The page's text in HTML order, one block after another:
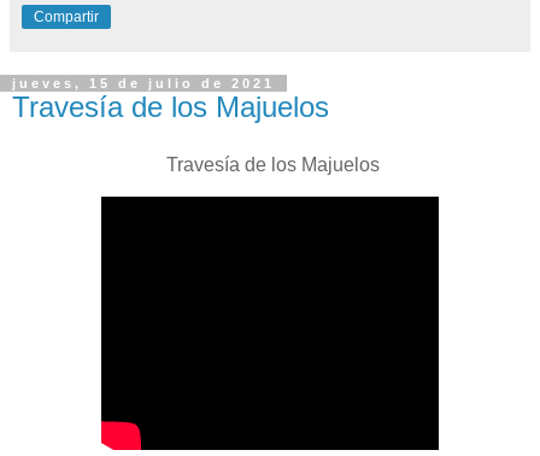
Compartir
jueves, 15 de julio de 2021
Travesía de los Majuelos
Travesía de los Majuelos